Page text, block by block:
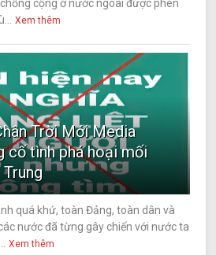
cộng ở nước ngoài được phen
Xem thêm
Trời Mới Media
cố tình phá hoại mối
quá khứ, toàn Đảng, toàn dân và
nước đã từng gây chiến với nước ta
Xem thêm